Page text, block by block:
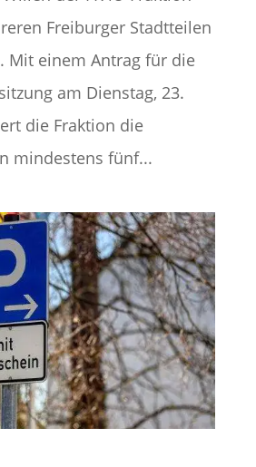
Freiburger Stadtteilen
Mit einem Antrag für die
am Dienstag, 23.
die Fraktion die
mindestens fünf...